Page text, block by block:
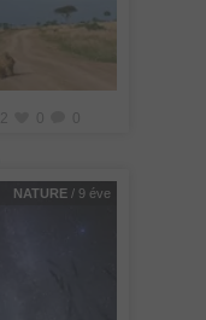
NATURE / 9 éve